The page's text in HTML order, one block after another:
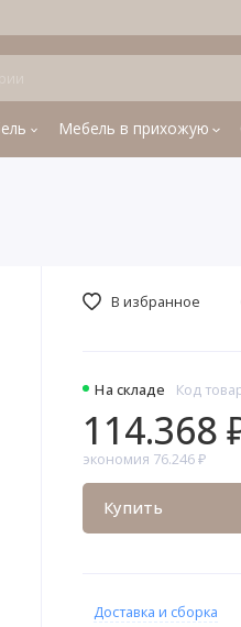
Мебель в прихожую
На складе Код
114.368
экономия 76.246 ₽
Купить
В избранное
Доставка и сборка